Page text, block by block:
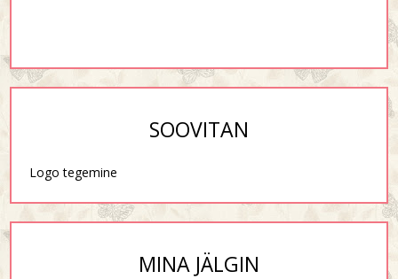
SOOVITAN
Logo tegemine
MINA JÄLGIN